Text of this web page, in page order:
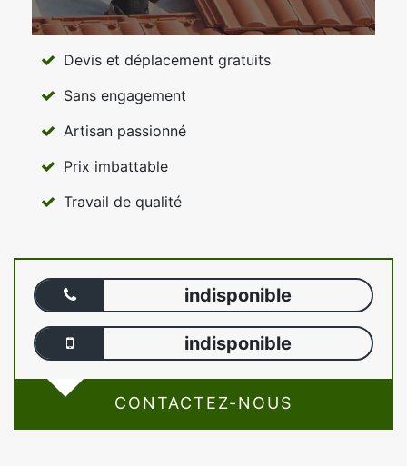
Devis et déplacement gratuits
Sans engagement
Artisan passionné
Prix imbattable
Travail de qualité
indisponible
indisponible
CONTACTEZ-NOUS